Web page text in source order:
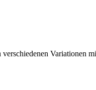
Variationen